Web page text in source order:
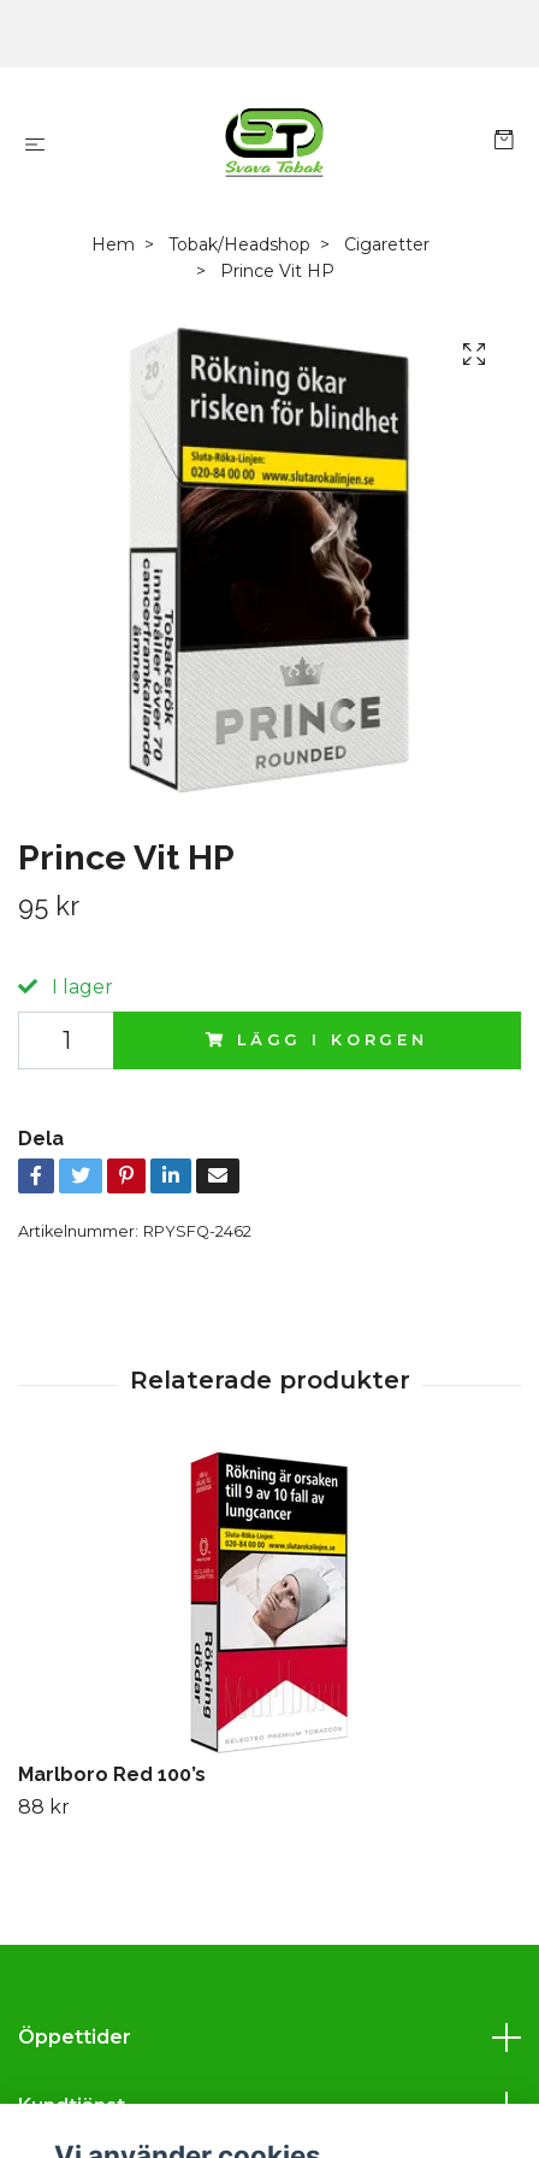
Hem Tobak/Headshop
Cigaretter
Prince Vit HP
Prince Vit HP
95 kr
I lager
LÄGG I KORGEN
Dela
Artikelnummer: RPYSFQ-2462
Marlboro Red 100’s
88 kr
Öppettider
Kundtjänst